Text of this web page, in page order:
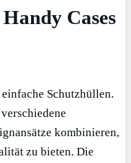
Cases
Schutzhüllen.
kombinieren,
zu bieten. Die